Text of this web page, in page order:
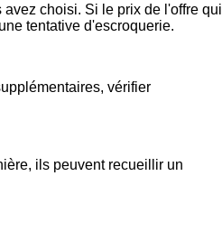
choisi. Si le prix de l'offre qui
tentative d'escroquerie.
vérifier
ils peuvent recueillir un